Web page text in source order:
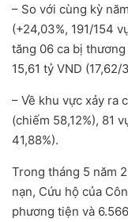
– So với cùng kỳ
(+24,03%, 191/154
tăng 06 ca bị
15,61 tỷ VND
– Về khu vực xảy ra
(chiếm 58,12%), 81
41,88%).
Trong tháng 5 năm
nạn, Cứu hộ của
phương tiện và